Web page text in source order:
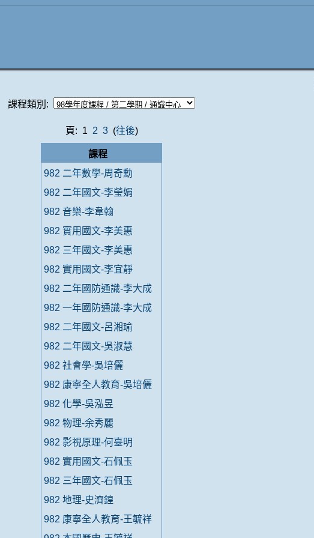
課程類別:
頁: 1 2 3(往後)
課程
982 二年數學-周奇勳
982 二年國文-李瑩娟
982 音樂-李韋翰
982 實用國文-李美惠
982 三年國文-李美惠
982 實用國文-李宜靜
982 二年國防通識-李大成
982 一年國防通識-李大成
982 二年國文-呂湘瑜
982 二年國文-吳淑慧
982 社會學-吳培儷
982 康寧全人教育-吳培儷
982 化學-吳泓昱
982 物理-余秀麗
982 影視原理-何臺明
982 實用國文-石佩玉
982 三年國文-石佩玉
982 地理-史濟鍠
982 康寧全人教育-王毓祥